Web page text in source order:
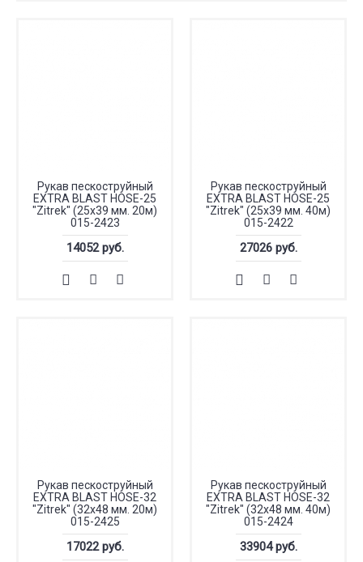
Рукав пескоструйный
EXTRA BLAST HOSE-25
"Zitrek" (25х39 мм. 20м)
015-2423
14052 руб.
Рукав пескоструйный
EXTRA BLAST HOSE-25
"Zitrek" (25х39 мм. 40м)
015-2422
27026 руб.
Рукав пескоструйный
EXTRA BLAST HOSE-32
"Zitrek" (32х48 мм. 20м)
015-2425
17022 руб.
Рукав пескоструйный
EXTRA BLAST HOSE-32
"Zitrek" (32х48 мм. 40м)
015-2424
33904 руб.